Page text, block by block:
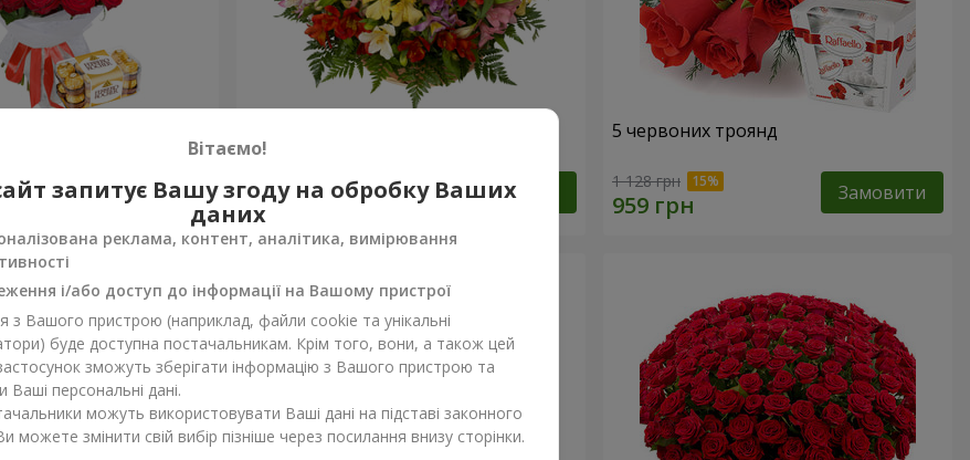
Замовити 3 834 грн Замовити
5 червоних троянд
1 128 грн Замовити
Вітаємо!
запитує Вашу згоду на обробку Ваших
даних
реклама, контент, аналітика, вимірювання
і/або доступ до інформації на Вашому пристрої
з Вашого пристрою (наприклад, файли cookie та унікальні
буде доступна постачальникам. Крім того, вони, а також цей
зможуть зберігати інформацію з Вашого пристрою та
Ваші персональні дані.
можуть використовувати Ваші дані на підставі законного
можете змінити свій вибір пізніше через посилання внизу сторінки.